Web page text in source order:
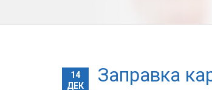
14
ДЕК
Заправка